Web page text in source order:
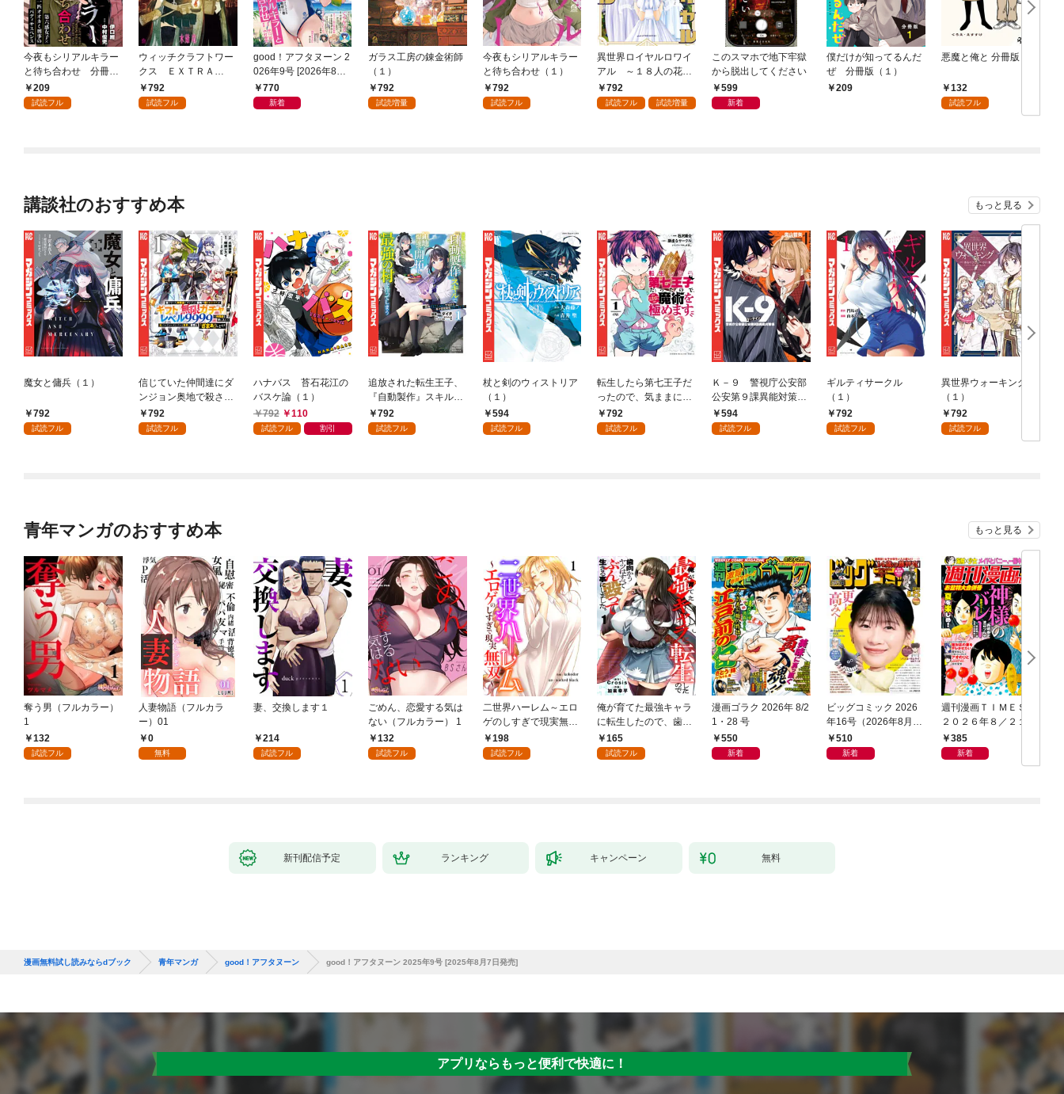
今夜もシリアルキラー
と待ち合わせ 分冊版
（１）
209
試読フル
ウィッチクラフトワー
クス ＥＸＴＲＡ
（１）
792
試読フル
good！アフタヌーン 2
026年9号 [2026年8月6
日発売]
770
新着
ガラス工房の錬金術師
（１）
792
試読増量
今夜もシリアルキラー
と待ち合わせ（１）
792
試読フル
異世界ロイヤルロワイ
アル ～１８人の花嫁
候補～（１）
792
試読フル 試読増量
このスマホで地下牢獄
から脱出してください
599
新着
僕だけが知ってるんだ
ぜ 分冊版（１）
209
悪魔と俺と 分冊版 1
132
試読フル
講談社のおすすめ本 もっと見る
魔女と傭兵（１）
792
試読フル
信じていた仲間達にダ
ンジョン奥地で殺され
かけたがギフト『無限
ガチャ』でレベル９９
792
試読フル
ハナバス 苔石花江の
バスケ論（１）
792
110
試読フル 割引
追放された転生王子、
『自動製作』スキルで
領地を爆速で開拓し最
強の村を作ってしまう
792
試読フル
杖と剣のウィストリア
（１）
594
試読フル
転生したら第七王子だ
ったので、気ままに魔
術を極めます（１）
792
試読フル
Ｋ－９ 警視庁公安部
公安第９課異能対策係
（１）
594
試読フル
ギルティサークル
（１）
792
試読フル
異世界ウォーキング
（１）
792
試読フル
青年マンガのおすすめ本 もっと見る
奪う男（フルカラー）
1
132
試読フル
人妻物語（フルカラ
ー）01
0
無料
妻、交換します１
214
試読フル
ごめん、恋愛する気は
ない（フルカラー） 1
132
試読フル
二世界ハーレム～エロ
ゲのしすぎで現実無双
～１198
試読フル
俺が育てた最強キャラ
に転生したので、歯向
かうヤツはすべてぶん
殴って生きる事にしま
165
試読フル
漫画ゴラク 2026年 8/2
1・28 号
550
新着
ビッグコミック 2026
年16号（2026年8月7
日発売）
510
新着
週刊漫画ＴＩＭＥＳ
２０２６年８／２１・
２８合併号
385
新着
新刊配信予定 ランキング キャンペーン 無料
漫画無料試し読みならdブック 青年マンガ good！アフタヌーン good！アフタヌーン 2025年9号 [2025年8月7日発売]
アプリならもっと便利で快適に！